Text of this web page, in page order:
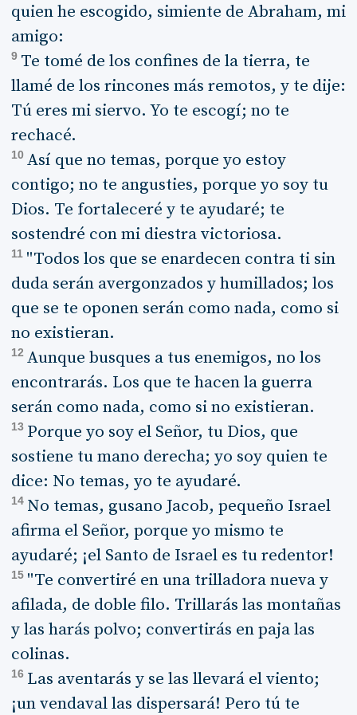
quien he escogido, simiente de Abraham, mi
amigo:
9 Te tomé de los confines de la tierra, te
llamé de los rincones más remotos, y te dije:
Tú eres mi siervo. Yo te escogí; no te
rechacé.
10 Así que no temas, porque yo estoy
contigo; no te angusties, porque yo soy tu
Dios. Te fortaleceré y te ayudaré; te
sostendré con mi diestra victoriosa.
11 "Todos los que se enardecen contra ti sin
duda serán avergonzados y humillados; los
que se te oponen serán como nada, como si
no existieran.
12 Aunque busques a tus enemigos, no los
encontrarás. Los que te hacen la guerra
serán como nada, como si no existieran.
13 Porque yo soy el Señor, tu Dios, que
sostiene tu mano derecha; yo soy quien te
dice: No temas, yo te ayudaré.
14 No temas, gusano Jacob, pequeño Israel
afirma el Señor, porque yo mismo te
ayudaré; ¡el Santo de Israel es tu redentor!
15 "Te convertiré en una trilladora nueva y
afilada, de doble filo. Trillarás las montañas
y las harás polvo; convertirás en paja las
colinas.
16 Las aventarás y se las llevará el viento;
¡un vendaval las dispersará! Pero tú te